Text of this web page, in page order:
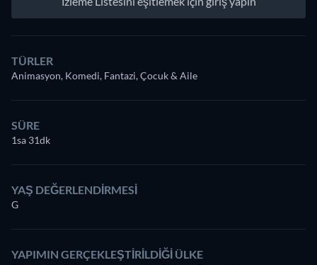
TÜRLER
Animasyon, Komedi, Fantazi, Çocuk & Aile
SÜRE
1sa 31dk
YAŞ DEĞERLENDIRMESI
G
YAPIMIN GERÇEKLEŞTIRILDIĞI ÜLKE